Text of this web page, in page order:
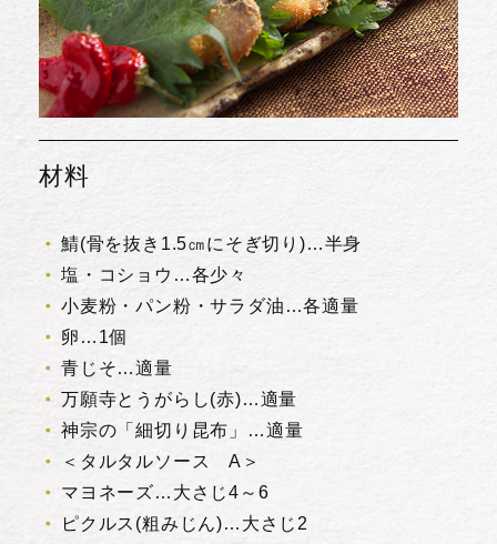
材料
鯖(骨を抜き1.5㎝にそぎ切り)…半身
塩・コショウ…各少々
小麦粉・パン粉・サラダ油…各適量
卵…1個
青じそ…適量
万願寺とうがらし(赤)…適量
神宗の「細切り昆布」…適量
＜タルタルソース A＞
マヨネーズ…大さじ4～6
ピクルス(粗みじん)…大さじ2